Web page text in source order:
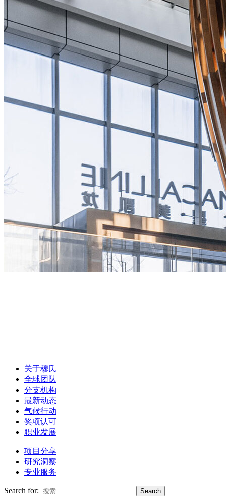
关于穆氏
全球团队
分支机构
最新动态
气候行动
奖项认可
职业发展
项目分享
研究洞察
专业服务
Search for: